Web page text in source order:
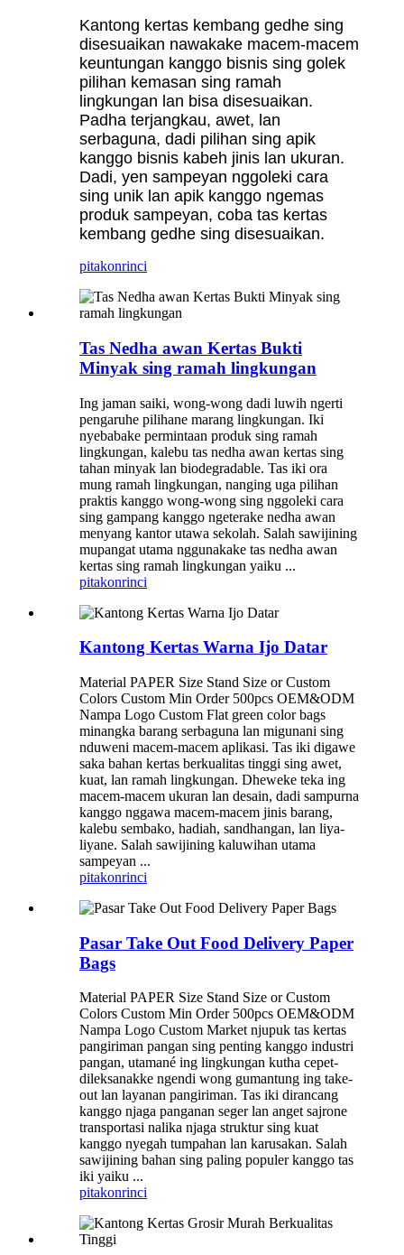
Kantong kertas kembang gedhe sing
disesuaikan nawakake macem-macem
keuntungan kanggo bisnis sing golek
pilihan kemasan sing ramah
lingkungan lan bisa disesuaikan.
Padha terjangkau, awet, lan
serbaguna, dadi pilihan sing apik
kanggo bisnis kabeh jinis lan ukuran.
Dadi, yen sampeyan nggoleki cara
sing unik lan apik kanggo ngemas
produk sampeyan, coba tas kertas
kembang gedhe sing disesuaikan.
pitakonrinci
Tas Nedha awan Kertas Bukti
Minyak sing ramah lingkungan
Ing jaman saiki, wong-wong dadi luwih ngerti
pengaruhe pilihane marang lingkungan. Iki
nyebabake permintaan produk sing ramah
lingkungan, kalebu tas nedha awan kertas sing
tahan minyak lan biodegradable. Tas iki ora
mung ramah lingkungan, nanging uga pilihan
praktis kanggo wong-wong sing nggoleki cara
sing gampang kanggo ngeterake nedha awan
menyang kantor utawa sekolah. Salah sawijining
mupangat utama nggunakake tas nedha awan
kertas sing ramah lingkungan yaiku ...
pitakonrinci
Kantong Kertas Warna Ijo Datar
Material PAPER Size Stand Size or Custom
Colors Custom Min Order 500pcs OEM&ODM
Nampa Logo Custom Flat green color bags
minangka barang serbaguna lan migunani sing
nduweni macem-macem aplikasi. Tas iki digawe
saka bahan kertas berkualitas tinggi sing awet,
kuat, lan ramah lingkungan. Dheweke teka ing
macem-macem ukuran lan desain, dadi sampurna
kanggo nggawa macem-macem jinis barang,
kalebu sembako, hadiah, sandhangan, lan liya-
liyane. Salah sawijining kaluwihan utama
sampeyan ...
pitakonrinci
Pasar Take Out Food Delivery Paper
Bags
Material PAPER Size Stand Size or Custom
Colors Custom Min Order 500pcs OEM&ODM
Nampa Logo Custom Market njupuk tas kertas
pangiriman pangan sing penting kanggo industri
pangan, utamané ing lingkungan kutha cepet-
dileksanakke ngendi wong gumantung ing take-
out lan layanan pangiriman. Tas iki dirancang
kanggo njaga panganan seger lan anget sajrone
transportasi nalika njaga struktur sing kuat
kanggo nyegah tumpahan lan karusakan. Salah
sawijining bahan sing paling populer kanggo tas
iki yaiku ...
pitakonrinci